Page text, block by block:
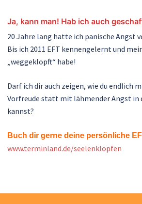
Ja, kann man! Hab ich auch
20 Jahre lang hatte ich panische Angst
Bis ich 2011 EFT kennengelernt und
„weggeklopft“ habe!
Darf ich dir auch zeigen, wie du endlich
Vorfreude statt mit lähmender Angst in
kannst?
Buch dir gerne deine persönliche
www.terminland.de/seelenklopfen